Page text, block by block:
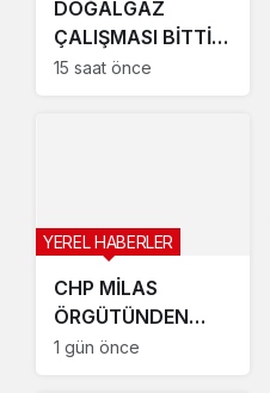
DOĞALGAZ
ÇALIŞMASI BİTTİ
“Nefes
15 saat önce
CHP MİLAS
ÖRGÜTÜNDEN
TOPLU İSTİFA YENİ
YEREL HABERLER
1 gün önce